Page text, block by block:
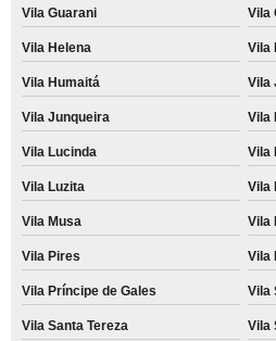
Vila Guarani Vila
Vila Helena Vila
Vila Humaitá Vila
Vila Junqueira Vila
Vila Lucinda Vila
Vila Luzita Vila
Vila Musa Vila
Vila Pires Vila
Vila Príncipe de Gales Vila
Vila Santa Tereza Vila